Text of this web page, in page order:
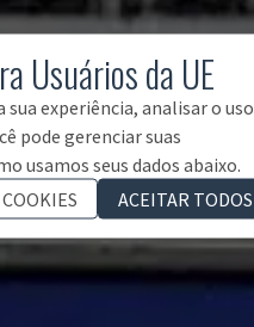
Usuários da UE
experiência, analisar o uso
pode gerenciar suas
usamos seus dados abaixo.
ACEITAR TODOS